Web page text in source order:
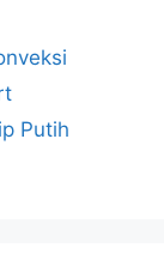
Putih